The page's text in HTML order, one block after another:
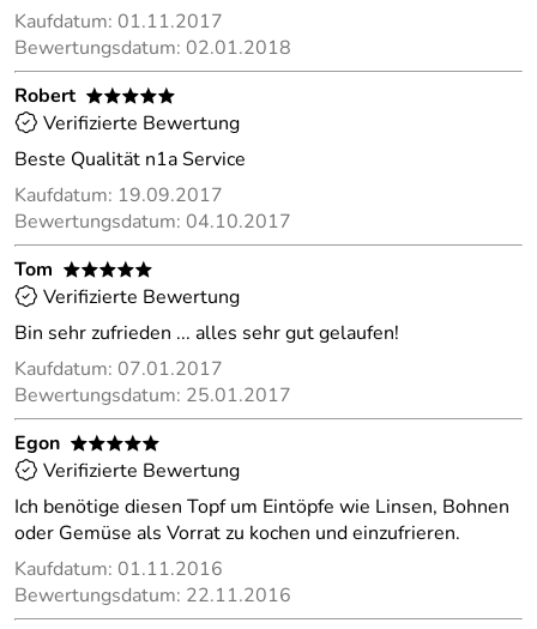
Kaufdatum: 01.11.2017
Bewertungsdatum: 02.01.2018
Robert
*****
Verifizierte Bewertung
Beste Qualität n1a Service
Kaufdatum: 19.09.2017
Bewertungsdatum: 04.10.2017
Tom
*****
Verifizierte Bewertung
Bin sehr zufrieden ... alles sehr gut gelaufen!
Kaufdatum: 07.01.2017
Bewertungsdatum: 25.01.2017
Egon
*****
Verifizierte Bewertung
Ich benötige diesen Topf um Eintöpfe wie Linsen, Bohnen
oder Gemüse als Vorrat zu kochen und einzufrieren.
Kaufdatum: 01.11.2016
Bewertungsdatum: 22.11.2016